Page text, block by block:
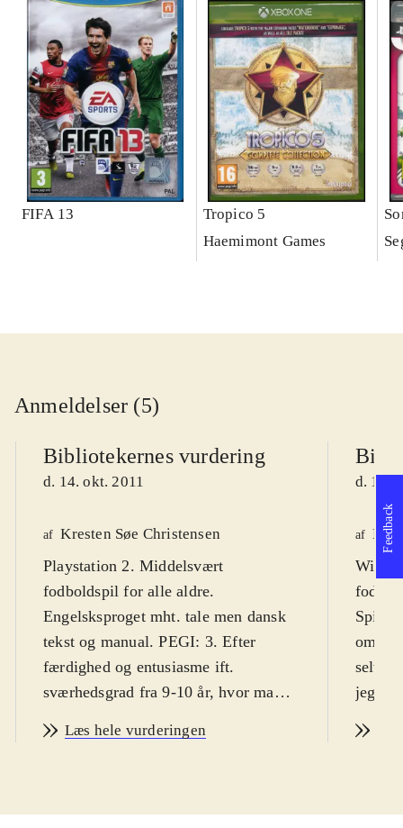
FIFA 13
Tropico 5
Haemimont Games
Anmeldelser (5)
Bibliotekernes vurdering
d. 14. okt. 2011
af Kresten Søe Christensen
Playstation 2. Middelsvært
fodboldspil for alle aldre.
Engelsksproget mht. tale men dansk
tekst og manual. PEGI: 3. Efter
færdighed og entusiasme ift.
sværhedsgrad fra 9-10 år, hvor man
undervejs. Primær målgruppe er dog
oplagte Playstation 2 sportsspil igen
Læs hele vurderingen
d. 14.
af
Wii.
Spillet
jeg.
så
Feedback